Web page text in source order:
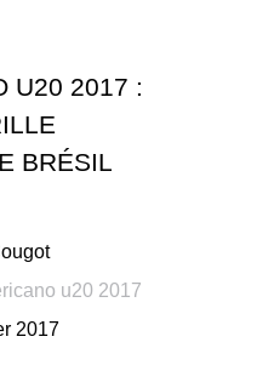
U20 2017 :
BRÉSIL
u20 2017
2017